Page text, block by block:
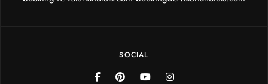
SOCIAL